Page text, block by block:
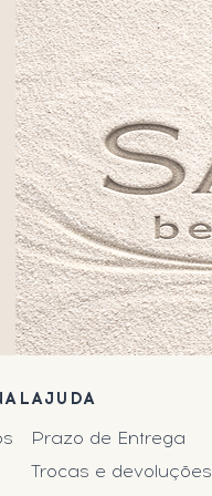
AJUDA
Prazo de Entrega
Trocas e devoluções